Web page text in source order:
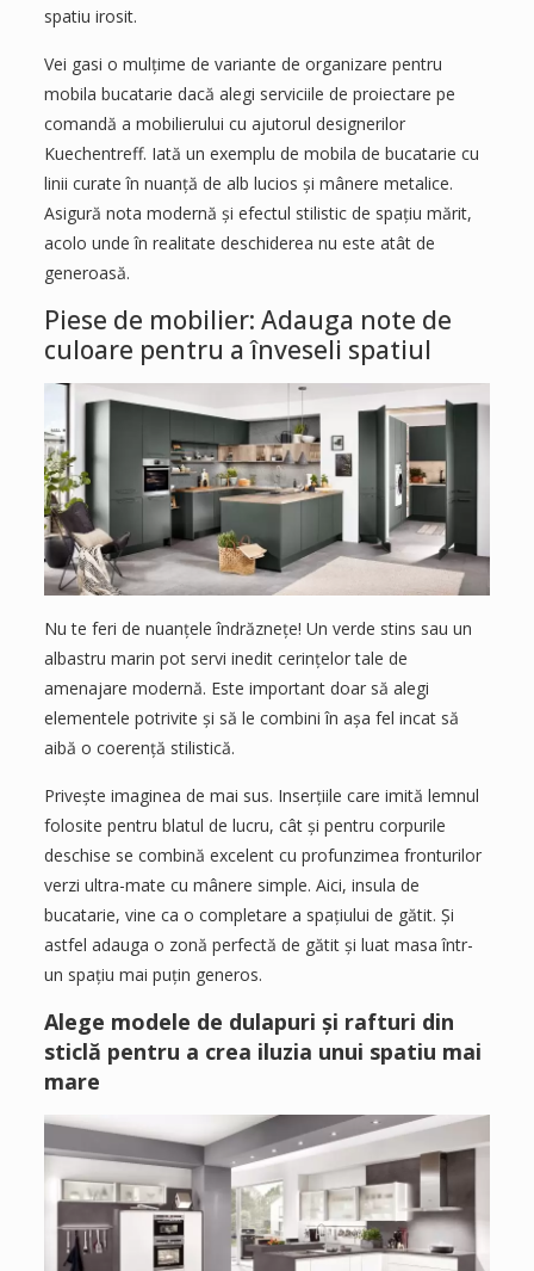
spatiu irosit.
Vei gasi o mulțime de variante de organizare pentru
mobila bucatarie dacă alegi serviciile de proiectare pe
comandă a mobilierului cu ajutorul designerilor
Kuechentreff. Iată un exemplu de mobila de bucatarie cu
linii curate în nuanță de alb lucios și mânere metalice.
Asigură nota modernă și efectul stilistic de spațiu mărit,
acolo unde în realitate deschiderea nu este atât de
generoasă.
Piese de mobilier: Adauga note de
culoare pentru a înveseli spatiul
Nu te feri de nuanțele îndrăznețe! Un verde stins sau un
albastru marin pot servi inedit cerințelor tale de
amenajare modernă. Este important doar să alegi
elementele potrivite și să le combini în așa fel incat să
aibă o coerență stilistică.
Privește imaginea de mai sus. Inserțiile care imită lemnul
folosite pentru blatul de lucru, cât și pentru corpurile
deschise se combină excelent cu profunzimea fronturilor
verzi ultra-mate cu mânere simple. Aici, insula de
bucatarie, vine ca o completare a spațiului de gătit. Și
astfel adauga o zonă perfectă de gătit și luat masa într-
un spațiu mai puțin generos.
Alege modele de dulapuri și rafturi din
sticlă pentru a crea iluzia unui spatiu mai
mare